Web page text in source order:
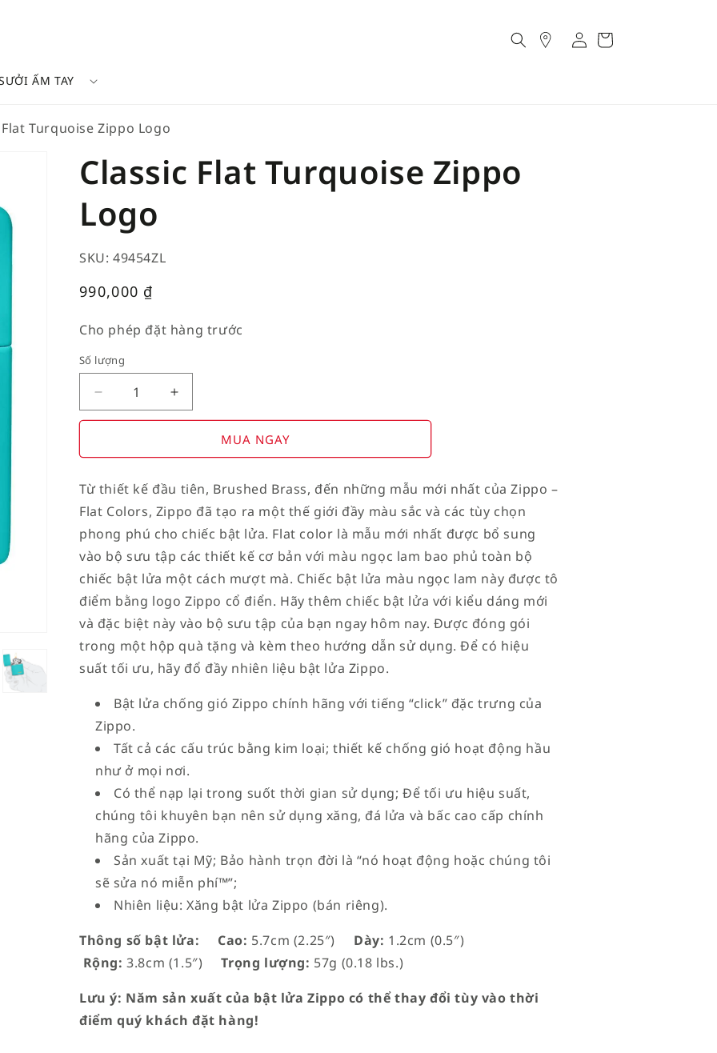
ẤM TAY
AccountCart
Flat Turquoise Zippo Logo
Classic Flat Turquoise Zippo
Logo
SKU: 49454ZL
Giá
990,000 ₫
Cho phép đặt hàng trước
Số lượng
Decrease
quantity
American
on
Flag
Increase
quantity
American
on
Flag
MUA NGAY
Từ thiết kế đầu tiên, Brushed Brass, đến những mẫu mới nhất của Zippo –
Flat Colors, Zippo đã tạo ra một thế giới đầy màu sắc và các tùy chọn
phong phú cho chiếc bật lửa. Flat color là mẫu mới nhất được bổ sung
vào bộ sưu tập các thiết kế cơ bản với màu ngọc lam bao phủ toàn bộ
chiếc bật lửa một cách mượt mà. Chiếc bật lửa màu ngọc lam này được tô
điểm bằng logo Zippo cổ điển. Hãy thêm chiếc bật lửa với kiểu dáng mới
và đặc biệt này vào bộ sưu tập của bạn ngay hôm nay. Được đóng gói
trong một hộp quà tặng và kèm theo hướng dẫn sử dụng. Để có hiệu
suất tối ưu, hãy đổ đầy nhiên liệu bật lửa Zippo.
Bật lửa chống gió Zippo chính hãng với tiếng “click” đặc trưng của
Zippo.
Tất cả các cấu trúc bằng kim loại; thiết kế chống gió hoạt động hầu
như ở mọi nơi.
Có thể nạp lại trong suốt thời gian sử dụng; Để tối ưu hiệu suất,
chúng tôi khuyên bạn nên sử dụng xăng, đá lửa và bấc cao cấp chính
hãng của Zippo.
Sản xuất tại Mỹ; Bảo hành trọn đời là “nó hoạt động hoặc chúng tôi
sẽ sửa nó miễn phí™”;
Nhiên liệu: Xăng bật lửa Zippo (bán riêng).
Thông số bật lửa:
Cao: 5.7cm (2.25″) Dày: 1.2cm (0.5″)
Rộng: 3.8cm (1.5″) Trọng lượng: 57g (0.18 lbs.)
Lưu ý: Năm sản xuất của bật lửa Zippo có thể thay đổi tùy vào thời
điểm quý khách đặt hàng!